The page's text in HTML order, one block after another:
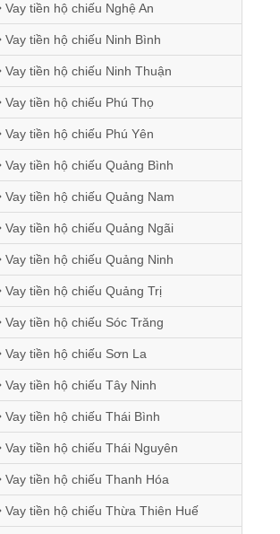
Vay tiền hộ chiếu Nghệ An
Vay tiền hộ chiếu Ninh Bình
Vay tiền hộ chiếu Ninh Thuận
Vay tiền hộ chiếu Phú Thọ
Vay tiền hộ chiếu Phú Yên
Vay tiền hộ chiếu Quảng Bình
Vay tiền hộ chiếu Quảng Nam
Vay tiền hộ chiếu Quảng Ngãi
Vay tiền hộ chiếu Quảng Ninh
Vay tiền hộ chiếu Quảng Trị
Vay tiền hộ chiếu Sóc Trăng
Vay tiền hộ chiếu Sơn La
Vay tiền hộ chiếu Tây Ninh
Vay tiền hộ chiếu Thái Bình
Vay tiền hộ chiếu Thái Nguyên
Vay tiền hộ chiếu Thanh Hóa
Vay tiền hộ chiếu Thừa Thiên Huế